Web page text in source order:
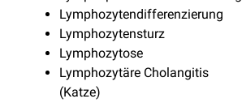
Lymphozytendifferenzierung
Lymphozytensturz
Lymphozytose
Lymphozytäre Cholangitis
(Katze)